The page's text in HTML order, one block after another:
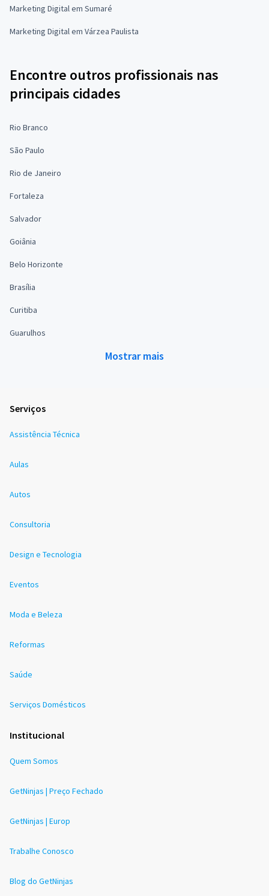
Marketing Digital em Sumaré
Marketing Digital em Várzea Paulista
Encontre outros profissionais nas
principais cidades
Rio Branco
São Paulo
Rio de Janeiro
Fortaleza
Salvador
Goiânia
Belo Horizonte
Brasília
Curitiba
Guarulhos
Mostrar mais
Serviços
Assistência Técnica
Aulas
Autos
Consultoria
Design e Tecnologia
Eventos
Moda e Beleza
Reformas
Saúde
Serviços Domésticos
Institucional
Quem Somos
GetNinjas | Preço Fechado
GetNinjas | Europ
Trabalhe Conosco
Blog do GetNinjas